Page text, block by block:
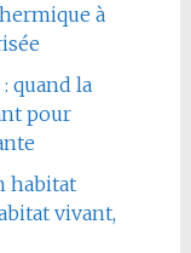
à
quand la
pour
habitat
vivant,